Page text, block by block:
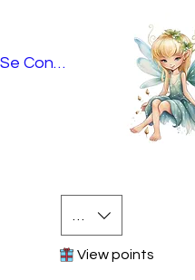
Se Connecter
EUR (€)
View points